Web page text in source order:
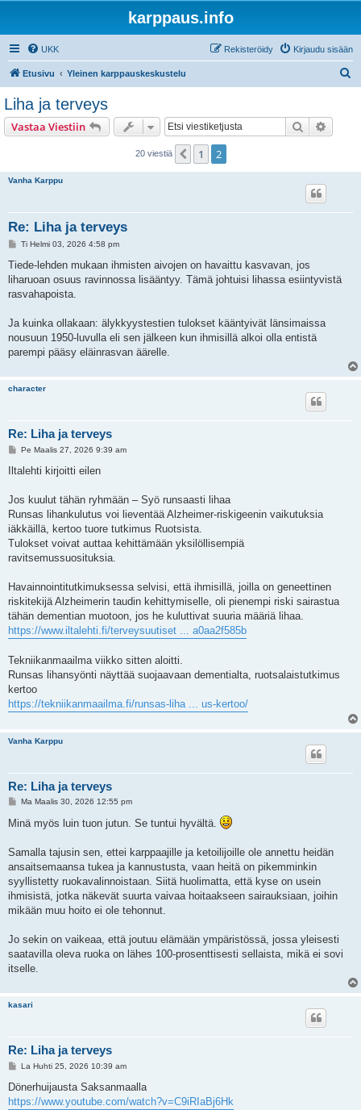
karppaus.info
UKK Kirjaudu sisään
Rekisteröidy
Etusivu Yleinen karppauskeskustelu
Liha ja terveys
Vastaa Viestiin Etsi
20 viestiä Edellinen
1 2
Vanha Karppu
Re: Liha ja terveys
V
e
t
i
Ti Helmi 03, 2026 4:58 pm
Tiede-lehden mukaan ihmisten aivojen on havaittu kasvavan, jos
liharuoan osuus ravinnossa lisääntyy. Tämä johtuisi lihassa esiintyvistä
rasvahapoista.
Ja kuinka ollakaan: älykkyystestien tulokset kääntyivät länsimaissa
nousuun 1950-luvulla eli sen jälkeen kun ihmisillä alkoi olla entistä
parempi pääsy eläinrasvan äärelle.
character
Re: Liha ja terveys
V
e
i
Pe Maalis 27, 2026 9:39 am
Iltalehti kirjoitti eilen
Jos kuulut tähän ryhmään – Syö runsaasti lihaa
Runsas lihankulutus voi lieventää Alzheimer-riskigeenin vaikutuksia
iäkkäillä, kertoo tuore tutkimus Ruotsista.
Tulokset voivat auttaa kehittämään yksilöllisempiä
ravitsemussuosituksia.
Havainnointitutkimuksessa selvisi, että ihmisillä, joilla on geneettinen
riskitekijä Alzheimerin taudin kehittymiselle, oli pienempi riski sairastua
tähän dementian muotoon, jos he kuluttivat suuria määriä lihaa.
https://www.iltalehti.fi/terveysuutiset ... a0aa2f585b
Tekniikanmaailma viikko sitten aloitti.
Runsas lihansyönti näyttää suojaavaan dementialta, ruotsalaistutkimus
kertoo
https://tekniikanmaailma.fi/runsas-liha ... us-kertoo/
Vanha Karppu
Re: Liha ja terveys
V
e
s
i
Ma Maalis 30, 2026 12:55 pm
Minä myös luin tuon jutun. Se tuntui hyvältä.
Samalla tajusin sen, ettei karppaajille ja ketoilijoille ole annettu heidän
ansaitsemaansa tukea ja kannustusta, vaan heitä on pikemminkin
syyllistetty ruokavalinnoistaan. Siitä huolimatta, että kyse on usein
ihmisistä, jotka näkevät suurta vaivaa hoitaakseen sairauksiaan, joihin
mikään muu hoito ei ole tehonnut.
Jo sekin on vaikeaa, että joutuu elämään ympäristössä, jossa yleisesti
saatavilla oleva ruoka on lähes 100-prosenttisesti sellaista, mikä ei sovi
itselle.
kasari
Re: Liha ja terveys
V
e
t
La Huhti 25, 2026 10:39 am
Dönerhuijausta Saksanmaalla
https://www.youtube.com/watch?v=C9iRIaBj6Hk